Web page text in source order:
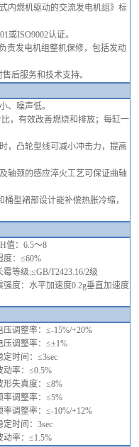
内燃机驱动的交流发电机组》标
或ISO9002认证。
责发电机组整机保修，包括发动
售后服务和技术支持。
、噪声低。
，有效改善燃烧和排放；每缸一
，凸轮型线可减小冲击力，提高
轴颈的感应淬火工艺可保证曲轴
桶型裙部设计能补偿热胀冷缩，
值：6.5～8
度：≤60%
霉等级:≤GB/T2423.16/2级
强度：水平加速度0.2g垂直加速度
压调整率：≤-15%/+20%
压调整率：≤±1%
定时间：≤3sec
动率：≤0.5%
形失真度：≤8%
率调整率：≤5%
率调整率：≤-10%/+12%
定时间：3sec
动率：≤1.5%